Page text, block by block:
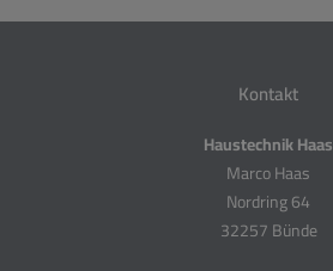
Kontakt
Haustechnik Haas
Marco Haas
Nordring 64
32257 Bünde